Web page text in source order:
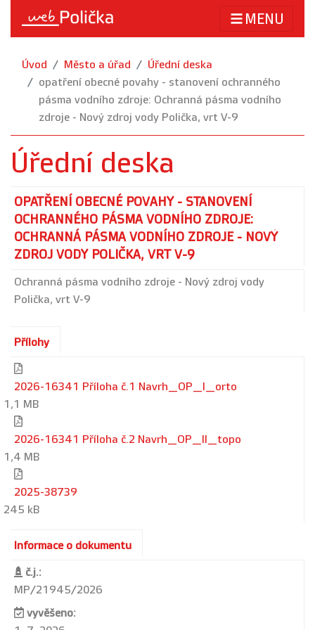
MENU
Úvod Město a úřad
Úřední deska
opatření obecné povahy - stanovení ochranného
pásma vodního zdroje: Ochranná pásma vodního
zdroje - Nový zdroj vody Polička, vrt V-9
Úřední deska
OPATŘENÍ OBECNÉ POVAHY - STANOVENÍ
OCHRANNÉHO PÁSMA VODNÍHO ZDROJE:
OCHRANNÁ PÁSMA VODNÍHO ZDROJE - NOVÝ
ZDROJ VODY POLIČKA, VRT V-9
Ochranná pásma vodního zdroje - Nový zdroj vody
Polička, vrt V-9
Přílohy
2026-16341 Příloha č.1 Navrh_OP_I_orto
1,1 MB
2026-16341 Příloha č.2 Navrh_OP_II_topo
1,4 MB
2025-38739
245 kB
Informace o dokumentu
č.j.:
MP/21945/2026
vyvěšeno: